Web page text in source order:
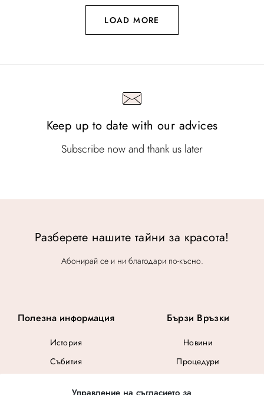
LOAD MORE
Keep up to date with our advices
Subscribe now and thank us later
Полезна информация
История
Събития
Бързи Връзки
Новини
Процедури
Разберете нашите тайни за красота!
Абонирай се и ни благодари по-късно.